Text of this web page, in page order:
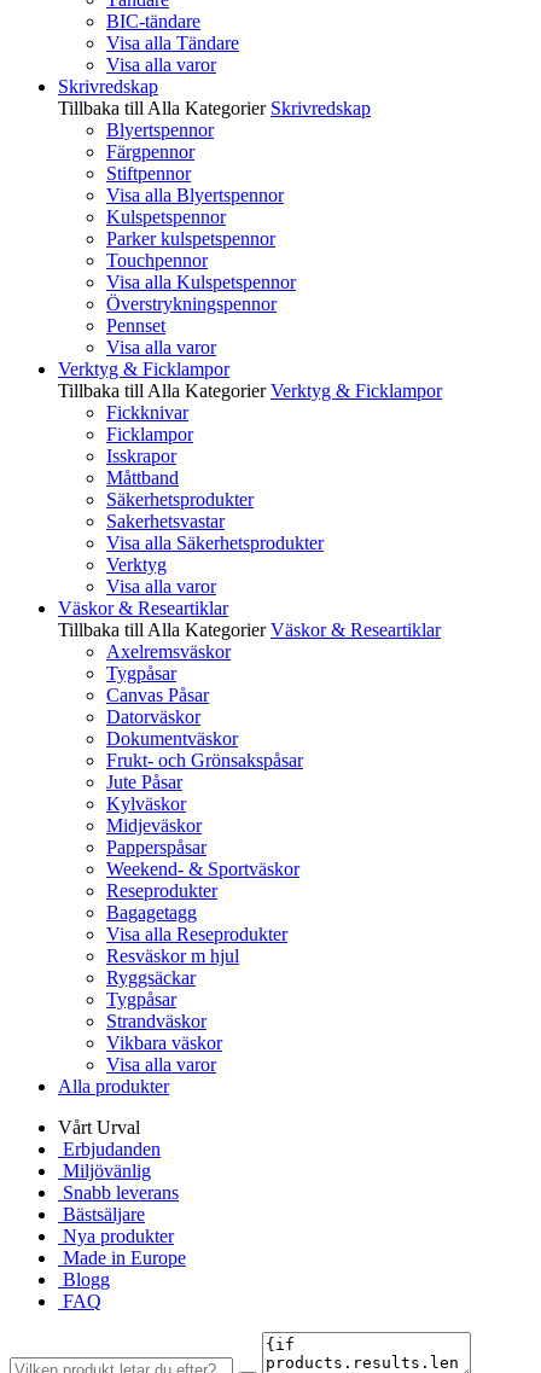
BIC-tändare
Visa alla Tändare
Visa alla varor
Skrivredskap
Tillbaka till Alla Kategorier Skrivredskap
Blyertspennor
Färgpennor
Stiftpennor
Visa alla Blyertspennor
Kulspetspennor
Parker kulspetspennor
Touchpennor
Visa alla Kulspetspennor
Överstrykningspennor
Pennset
Visa alla varor
Verktyg & Ficklampor
Tillbaka till Alla Kategorier Verktyg & Ficklampor
Fickknivar
Ficklampor
Isskrapor
Måttband
Säkerhetsprodukter
Sakerhetsvastar
Visa alla Säkerhetsprodukter
Verktyg
Visa alla varor
Väskor & Researtiklar
Tillbaka till Alla Kategorier Väskor & Researtiklar
Axelremsväskor
Tygpåsar
Canvas Påsar
Datorväskor
Dokumentväskor
Frukt- och Grönsakspåsar
Jute Påsar
Kylväskor
Midjeväskor
Papperspåsar
Weekend- & Sportväskor
Reseprodukter
Bagagetagg
Visa alla Reseprodukter
Resväskor m hjul
Ryggsäckar
Tygpåsar
Strandväskor
Vikbara väskor
Visa alla varor
Alla produkter
Vårt Urval
Erbjudanden
Miljövänlig
Snabb leverans
Bästsäljare
Nya produkter
Made in Europe
Blogg
FAQ